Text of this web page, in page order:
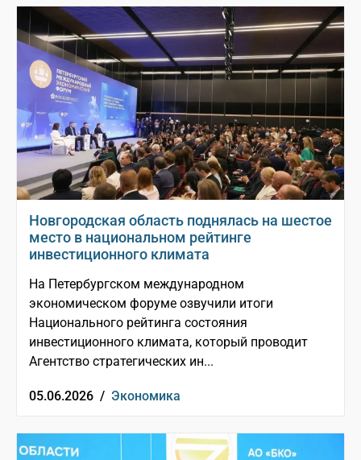
Новгородская область поднялась на шестое
место в национальном рейтинге
инвестиционного климата
На Петербургском международном
экономическом форуме озвучили итоги
Национального рейтинга состояния
инвестиционного климата, который проводит
Агентство стратегических ин...
05.06.2026 / Экономика